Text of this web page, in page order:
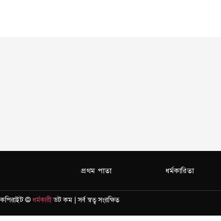
প্রথম পাতা ধর্মকারিতা
কপিরাইট © ধর্মকারীডট কম | সর্ব স্বত্ব সংরক্ষিত